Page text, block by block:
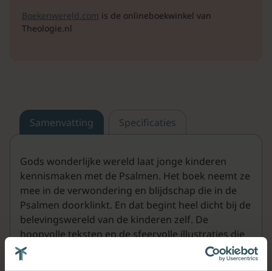
Boekenwereld.com is de onlineboekwinkel van
Theologie.nl
Samenvatting Specificaties
Gods wonderlijke wereld laat jonge kinderen
kennismaken met de Psalmen. Het boek neemt ze
mee in de verwondering en blijdschap die in de
Psalmen doorklinkt. En dat begint heel dicht bij de
belevingswereld van de kinderen zelf. De
hoopvolle teksten en de sfeervolle illustraties die
tot de verbeelding spreken nodigen uit om samen
na te denken over hoe